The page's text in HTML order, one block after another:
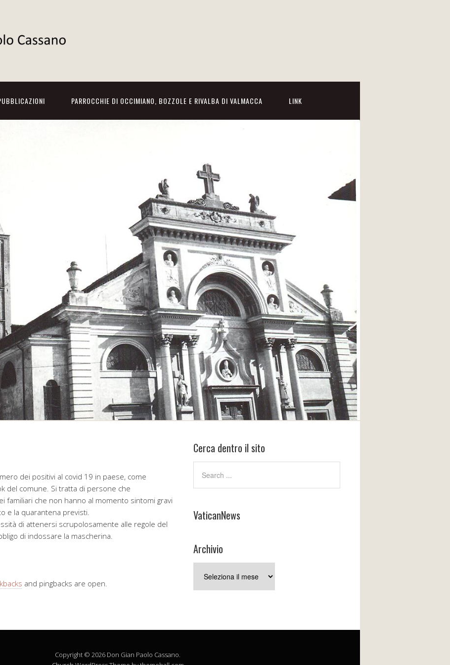
PARROCCHIE DI OCCIMIANO, BOZZOLE E RIVALBA DI VALMACCA LINK
dei positivi al covid 19 in paese, come
del comune. Si tratta di persone che
familiari che non hanno al momento sintomi gravi
e la quarantena previsti.
di attenersi scrupolosamente alle regole del
di indossare la mascherina.
and pingbacks are open.
Cerca dentro il sito
VaticanNews
Archivio
Copyright © 2026 Don Gian Paolo Cassano.